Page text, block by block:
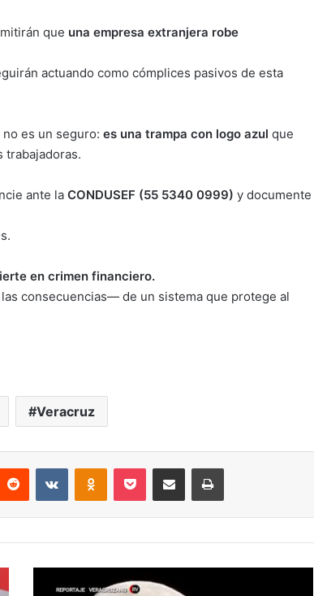
que una empresa extranjera robe
actuando como cómplices pasivos de esta
es un seguro: es una trampa con logo azul que
trabajadoras.
ante la CONDUSEF (55 5340 0999) y documente
en crimen financiero.
consecuencias— de un sistema que protege al
Veracruz
Reddit VKontakteOdnoklassniki
Pocket Compartir por correo electrónicoImprimir